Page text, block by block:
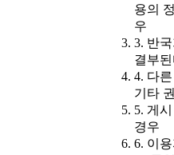
용의
우
3. 반
결부
4. 다
기타
5. 게
경우
6. 이